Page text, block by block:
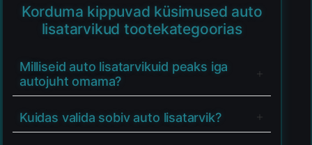
Korduma kippuvad küsimused auto
lisatarvikud tootekategoorias
Milliseid auto lisatarvikuid peaks iga
autojuht omama?
Kuidas valida sobiv auto lisatarvik?